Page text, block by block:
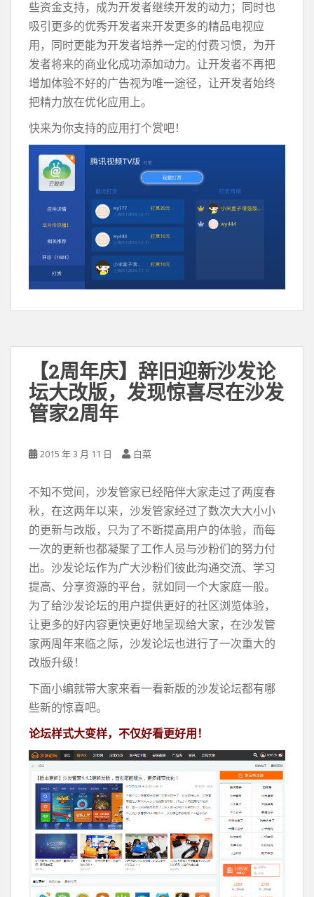
些资金支持，成为开发者继续开发的动力；同时也
吸引更多的优秀开发者来开发更多的精品电视应
用，同时更能为开发者培养一定的付费习惯，为开
发者将来的商业化成功添加动力。让开发者不再把
增加体验不好的广告视为唯一途径，让开发者始终
把精力放在优化应用上。
快来为你支持的应用打个赏吧！
【2周年庆】辞旧迎新沙发论
坛大改版，发现惊喜尽在沙发
管家2周年
2015 年 3 月 11 日 白菜
不知不觉间，沙发管家已经陪伴大家走过了两度春
秋，在这两年以来，沙发管家经过了数次大大小小
的更新与改版，只为了不断提高用户的体验，而每
一次的更新也都凝聚了工作人员与沙粉们的努力付
出。沙发论坛作为广大沙粉们彼此沟通交流、学习
提高、分享资源的平台，就如同一个大家庭一般。
为了给沙发论坛的用户提供更好的社区浏览体验，
让更多的好内容更快更好地呈现给大家，在沙发管
家两周年来临之际，沙发论坛也进行了一次重大的
改版升级！
下面小编就带大家来看一看新版的沙发论坛都有哪
些新的惊喜吧。
论坛样式大变样，不仅好看更好用！